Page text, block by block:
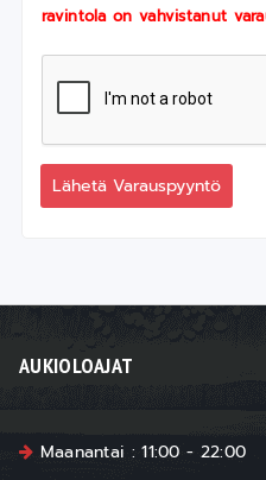
ravintola on vahvistanut
Lähetä Varauspyyntö
AUKIOLOAJAT
Maanantai : 11:00 - 22:00